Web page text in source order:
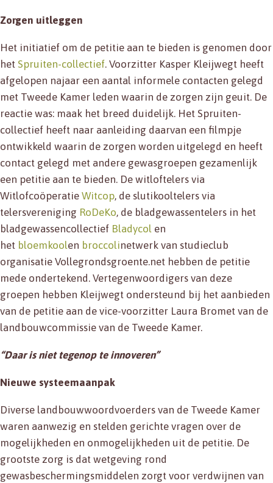
Zorgen uitleggen
Het initiatief om de petitie aan te bieden is genomen door
het Spruiten-collectief. Voorzitter Kasper Kleijwegt heeft
afgelopen najaar een aantal informele contacten gelegd
met Tweede Kamer leden waarin de zorgen zijn geuit. De
reactie was: maak het breed duidelijk. Het Spruiten-
collectief heeft naar aanleiding daarvan een filmpje
ontwikkeld waarin de zorgen worden uitgelegd en heeft
contact gelegd met andere gewasgroepen gezamenlijk
een petitie aan te bieden. De witloftelers via
Witlofcoöperatie Witcop, de slutikooltelers via
telersvereniging RoDeKo, de bladgewassentelers in het
bladgewassencollectief Bladycol en
het bloemkoolen broccolinetwerk van studieclub
organisatie Vollegrondsgroente.net hebben de petitie
mede ondertekend. Vertegenwoordigers van deze
groepen hebben Kleijwegt ondersteund bij het aanbieden
van de petitie aan de vice-voorzitter Laura Bromet van de
landbouwcommissie van de Tweede Kamer.
“Daar is niet tegenop te innoveren”
Nieuwe systeemaanpak
Diverse landbouwwoordvoerders van de Tweede Kamer
waren aanwezig en stelden gerichte vragen over de
mogelijkheden en onmogelijkheden uit de petitie. De
grootste zorg is dat wetgeving rond
gewasbeschermingsmiddelen zorgt voor verdwijnen van